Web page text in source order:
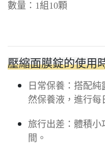
數量：1組10顆
壓縮面膜錠的使用
日常保養：搭配
然保養液，進行每
旅行出差：體積小
間。